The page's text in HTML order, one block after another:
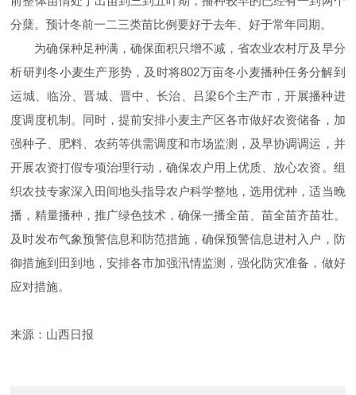
分蘖。预计冬前一二三类苗比例要好于去年、好于常年同期。
为确保种足种满，确保面积只增不减，省农业农村厅及早分
析研判冬小麦生产形势，及时将802万亩冬小麦播种任务分解到
运城、临汾、晋城、晋中、长治、吕梁6个主产市，开展播种进
度调度机制。同时，提前安排小麦主产区各市做好农资储备，加
强种子、肥料、农药等供需调度和市场监测，及早协调调运，并
开展农资打假专项治理行动，确保农户用上优质、放心农资。组
织农技专家深入田间地头指导农户科学整地，选用优种，适当晚
播，精量播种，推广绿色技术，确保一播全苗、苗全苗齐苗壮。
及时发布气象预警信息和防范措施，确保预警信息进村入户，防
御措施到田到地，安排各市加强汛情监测，强化防灾准备，做好
应对措施。
来源：山西日报